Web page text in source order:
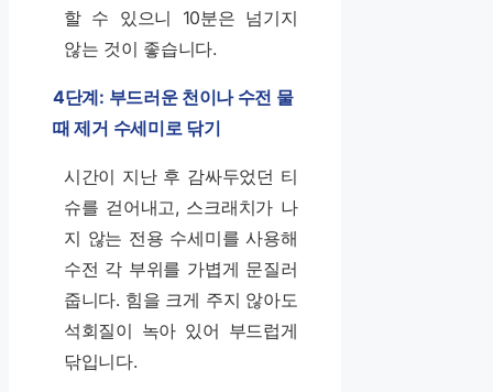
할 수 있으니 10분은 넘기지
않는 것이 좋습니다.
4단계: 부드러운 천이나 수전 물
때 제거 수세미로 닦기
시간이 지난 후 감싸두었던 티
슈를 걷어내고, 스크래치가 나
지 않는 전용 수세미를 사용해
수전 각 부위를 가볍게 문질러
줍니다. 힘을 크게 주지 않아도
석회질이 녹아 있어 부드럽게
닦입니다.